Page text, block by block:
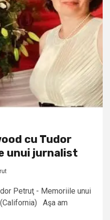
cu Tudor
unui jurnalist
Petruţ - Memoriile unui
Aşa am